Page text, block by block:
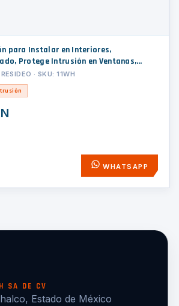
para Instalar en Interiores,
Protege Intrusión en Ventanas,
fuertes, armarios etc.
· SKU: 11WH
WHATSAPP
SA DE CV
Estado de México